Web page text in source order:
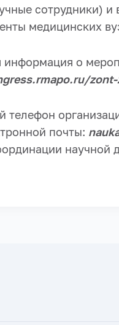
сотрудники) и
медицинских
о
телефон
почты:
научной